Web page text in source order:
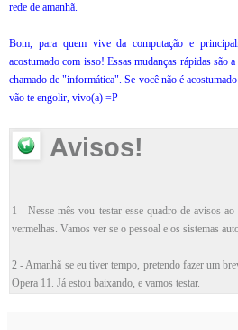
rede de amanhã.
Bom, para quem vive da computação e
acostumado com isso! Essas mudanças rápidas são
chamado de "informática". Se você não é
vão te engolir, vivo(a) =P
Avisos!
1 - Nesse mês vou testar esse quadro de avisos
vermelhas. Vamos ver se o pessoal e os sistemas
2 - Amanhã se eu tiver tempo, pretendo fazer um
Opera 11. Já estou baixando, e vamos testar.